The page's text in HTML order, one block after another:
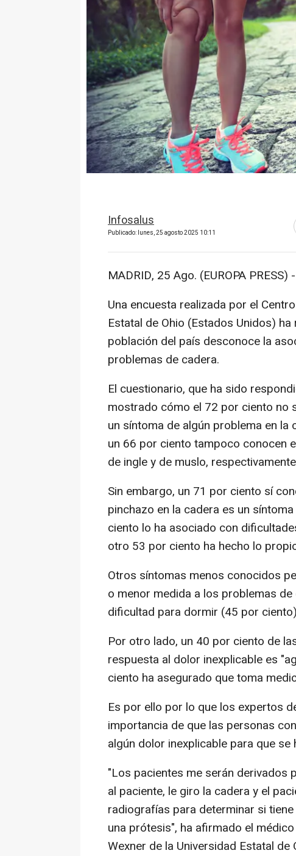
Infosalus
Publicado: lunes, 25 agosto 2025 10:11
MADRID, 25 Ago. (EUROPA PRESS) -
Una encuesta realizada por el
Estatal de Ohio (Estados Unidos)
población del país desconoce la
problemas de cadera.
El cuestionario, que ha sido
mostrado cómo el 72 por ciento no
un síntoma de algún problema en
un 66 por ciento tampoco conocen
de ingle y de muslo,
Sin embargo, un 71 por ciento sí
pinchazo en la cadera es un
ciento lo ha asociado con
otro 53 por ciento ha hecho lo
Otros síntomas menos conocidos
o menor medida a los problemas
dificultad para dormir (45 por
Por otro lado, un 40 por ciento de
respuesta al dolor inexplicable es
ciento ha asegurado que toma
Es por ello por lo que los expertos
importancia de que las personas
algún dolor inexplicable para que
"Los pacientes me serán derivados
al paciente, le giro la cadera y el
radiografías para determinar si
una prótesis", ha afirmado el
Wexner de la Universidad Estatal de